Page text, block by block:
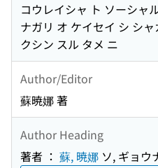
コウレイシャ ト ソーシャ
ナガリ オ ケイセイ シ シ
クシン スル タメ ニ
Author/Editor
蘇暁娜 著
Author Heading
著者 ： 蘇, 暁娜 ソ, ギョウ